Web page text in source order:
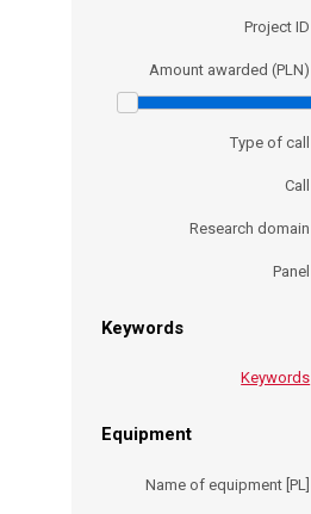
Project ID
Amount awarded (PLN)
Type of call
Call
Research domain
Panel
Keywords
Keywords
Equipment
Name of equipment [PL]